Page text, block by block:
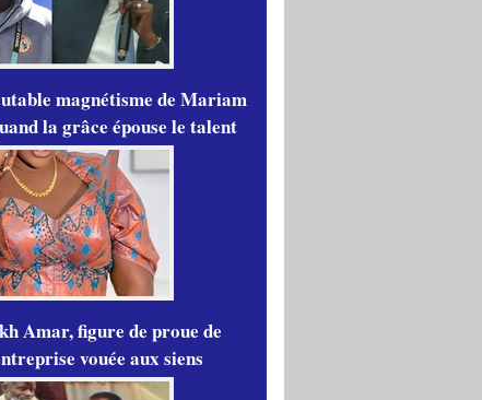
magnétisme de Mariam
la grâce épouse le talent
Amar, figure de proue de
vouée aux siens